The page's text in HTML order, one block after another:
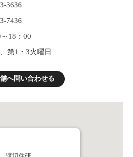
3636
7436
18：00
第1・3火曜日
へ問い合わせる